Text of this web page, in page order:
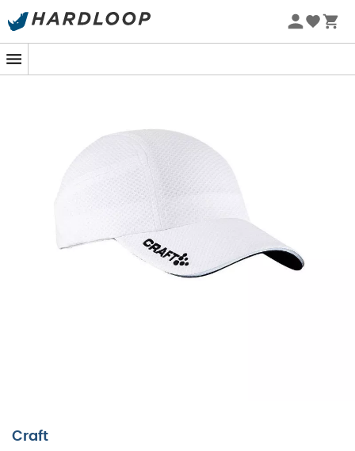
Letnie promocje 🔥 -5% DODATKOWO przy zakupie 2
Craft